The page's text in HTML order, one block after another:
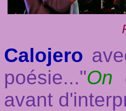
Calojero
poésie..."On
avant